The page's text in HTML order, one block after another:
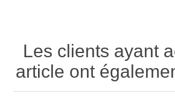
Les clients ayant
article ont